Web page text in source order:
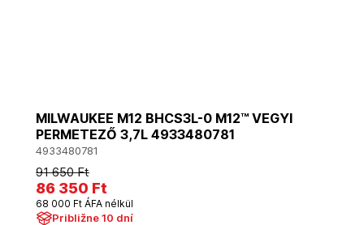
MILWAUKEE M12 BHCS3L-0 M12™ VEGYI
PERMETEZŐ 3,7L 4933480781
4933480781
91 650 Ft
86 350 Ft
68 000 Ft ÁFA nélkül
Približne 10 dní